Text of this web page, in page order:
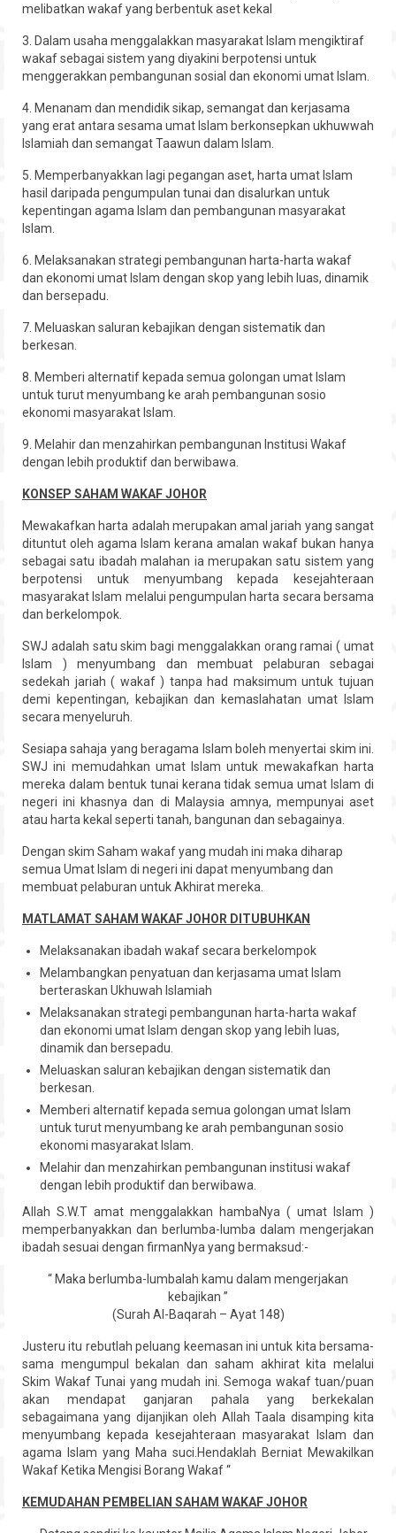
melibatkan wakaf yang berbentuk aset kekal
3. Dalam usaha menggalakkan masyarakat Islam mengiktiraf
wakaf sebagai sistem yang diyakini berpotensi untuk
menggerakkan pembangunan sosial dan ekonomi umat Islam.
4. Menanam dan mendidik sikap, semangat dan kerjasama
yang erat antara sesama umat Islam berkonsepkan ukhuwwah
Islamiah dan semangat Taawun dalam Islam.
5. Memperbanyakkan lagi pegangan aset, harta umat Islam
hasil daripada pengumpulan tunai dan disalurkan untuk
kepentingan agama Islam dan pembangunan masyarakat
Islam.
6. Melaksanakan strategi pembangunan harta-harta wakaf
dan ekonomi umat Islam dengan skop yang lebih luas, dinamik
dan bersepadu.
7. Meluaskan saluran kebajikan dengan sistematik dan
berkesan.
8. Memberi alternatif kepada semua golongan umat Islam
untuk turut menyumbang ke arah pembangunan sosio
ekonomi masyarakat Islam.
9. Melahir dan menzahirkan pembangunan Institusi Wakaf
dengan lebih produktif dan berwibawa.
KONSEP SAHAM WAKAF JOHOR
Mewakafkan harta adalah merupakan amal jariah yang sangat
dituntut oleh agama Islam kerana amalan wakaf bukan hanya
sebagai satu ibadah malahan ia merupakan satu sistem yang
berpotensi untuk menyumbang kepada kesejahteraan
masyarakat Islam melalui pengumpulan harta secara bersama
dan berkelompok.
SWJ adalah satu skim bagi menggalakkan orang ramai ( umat
Islam ) menyumbang dan membuat pelaburan sebagai
sedekah jariah ( wakaf ) tanpa had maksimum untuk tujuan
demi kepentingan, kebajikan dan kemaslahatan umat Islam
secara menyeluruh.
Sesiapa sahaja yang beragama Islam boleh menyertai skim ini.
SWJ ini memudahkan umat Islam untuk mewakafkan harta
mereka dalam bentuk tunai kerana tidak semua umat Islam di
negeri ini khasnya dan di Malaysia amnya, mempunyai aset
atau harta kekal seperti tanah, bangunan dan sebagainya.
Dengan skim Saham wakaf yang mudah ini maka diharap
semua Umat Islam di negeri ini dapat menyumbang dan
membuat pelaburan untuk Akhirat mereka.
MATLAMAT SAHAM WAKAF JOHOR DITUBUHKAN
Melaksanakan ibadah wakaf secara berkelompok
Melambangkan penyatuan dan kerjasama umat Islam
berteraskan Ukhuwah Islamiah
Melaksanakan strategi pembangunan harta-harta wakaf
dan ekonomi umat Islam dengan skop yang lebih luas,
dinamik dan bersepadu.
Meluaskan saluran kebajikan dengan sistematik dan
berkesan.
Memberi alternatif kepada semua golongan umat Islam
untuk turut menyumbang ke arah pembangunan sosio
ekonomi masyarakat Islam.
Melahir dan menzahirkan pembangunan institusi wakaf
dengan lebih produktif dan berwibawa.
Allah S.W.T amat menggalakkan hambaNya ( umat Islam )
memperbanyakkan dan berlumba-lumba dalam mengerjakan
ibadah sesuai dengan firmanNya yang bermaksud:-
“ Maka berlumba-lumbalah kamu dalam mengerjakan
kebajikan ”
(Surah Al-Baqarah – Ayat 148)
Justeru itu rebutlah peluang keemasan ini untuk kita bersama-
sama mengumpul bekalan dan saham akhirat kita melalui
Skim Wakaf Tunai yang mudah ini. Semoga wakaf tuan/puan
akan mendapat ganjaran pahala yang berkekalan
sebagaimana yang dijanjikan oleh Allah Taala disamping kita
menyumbang kepada kesejahteraan masyarakat Islam dan
agama Islam yang Maha suci.Hendaklah Berniat Mewakilkan
Wakaf Ketika Mengisi Borang Wakaf “
KEMUDAHAN PEMBELIAN SAHAM WAKAF JOHOR